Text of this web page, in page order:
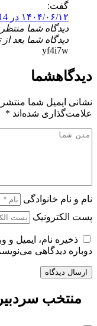
گفت:
۱۴۰۴/۰۶/۱۲ در 14:14
دیدگاه شما
دیدگاه شما بعد
yf4i7w
دیدگاهشما
نشانی ایمیل شما
علامت‌گذاری شده‌اند *
نام و نام خانوادگی
پست الکترونیک
ذخیره نام، ایمیل
دوباره دیدگاهی
منتخب سردبیر